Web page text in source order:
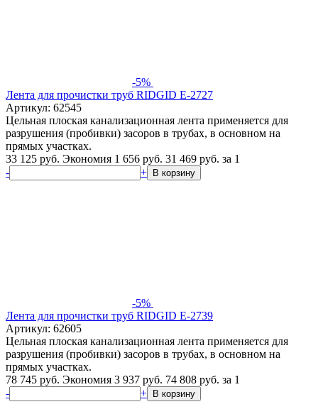
-5%
Лента для прочистки труб RIDGID Е-2727
Артикул: 62545
Цельная плоская канализационная лента применяется для
разрушения (пробивки) засоров в трубах, в основном на
прямых участках.
33 125 руб. Экономия 1 656 руб. 31 469 руб. за 1
-
+ В корзину
-5%
Лента для прочистки труб RIDGID Е-2739
Артикул: 62605
Цельная плоская канализационная лента применяется для
разрушения (пробивки) засоров в трубах, в основном на
прямых участках.
78 745 руб. Экономия 3 937 руб. 74 808 руб. за 1
-
+ В корзину